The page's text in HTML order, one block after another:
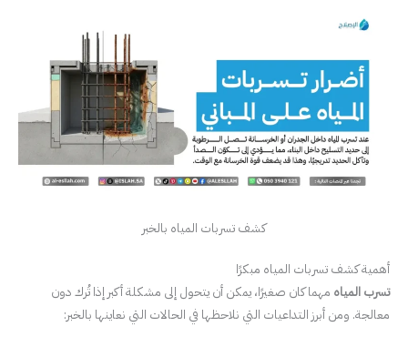
كشف تسربات المياه بالخبر
أهمية كشف تسربات المياه مبكرًا
تسرب المياه مهما كان صغيرًا، يمكن أن يتحول إلى مشكلة أكبر إذا تُرك دون
معالجة. ومن أبرز التداعيات التي نلاحظها في الحالات التي نعاينها بالخبر: